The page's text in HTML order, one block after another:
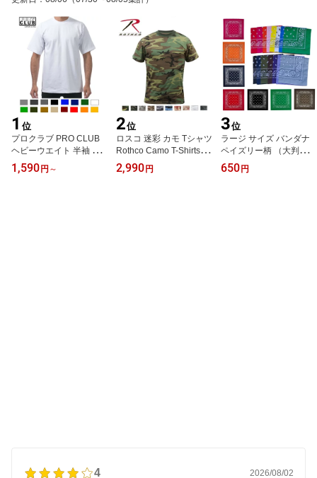
1 位
プロクラブ PRO CLUB
ヘビーウエイト 半袖 Tシ
ャツ:101 size S ～5XL
1,590 円 ～
2位
ロスコ 迷彩 カモ Tシャツ
Rothco Camo T-Shirts 87
77他(11色）
2,990 円
3位
ラージ サイズ バンダナ
ペイズリー柄 （大判）6
8×68センチ Paisley Ban
dana Big 27 X 27 ジャン
650 円
4 2026/08/02